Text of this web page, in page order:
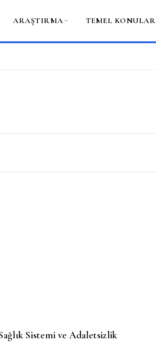
ARAŞTIRMA TEMEL KONULAR
Sistemi ve Adaletsizlik